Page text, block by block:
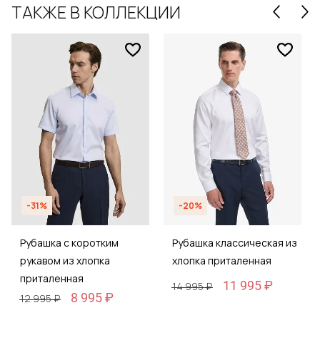
ТАКЖЕ В КОЛЛЕКЦИИ
-31%
Рубашка с коротким
рукавом из хлопка
приталенная
12 995 ₽
8 995 ₽
-20%
Рубашка классическая из
хлопка приталенная
14 995 ₽
11 995 ₽